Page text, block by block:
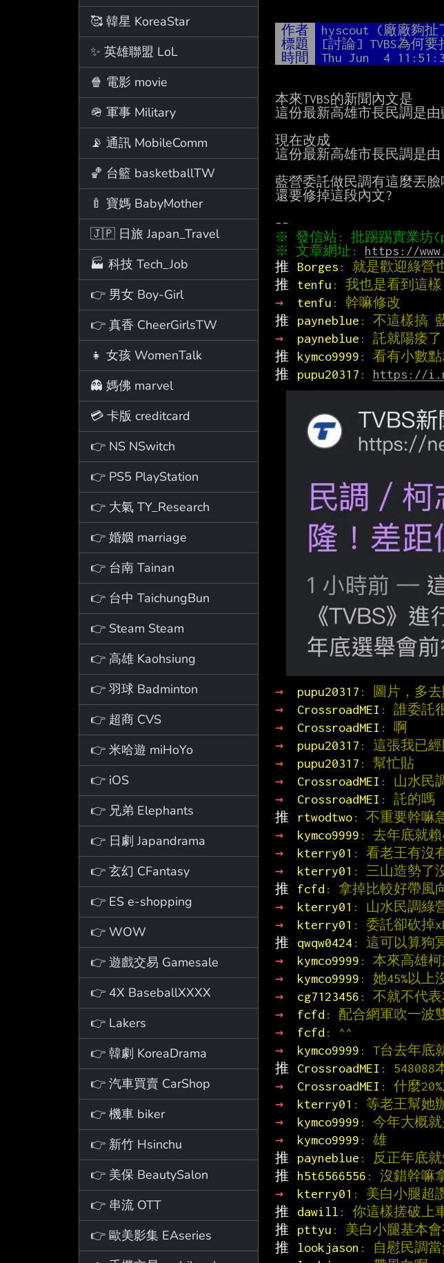
🥰 韓星 KoreaStar
✨ 英雄聯盟 LoL
🍿 電影 movie
🪖 軍事 Military
📡 通訊 MobileComm
🏀 台籃 basketballTW
🍼 寶媽 BabyMother
🇯🇵 日旅 Japan_Travel
🏭 科技 Tech_Job
👉 男女 Boy-Girl
👉 真香 CheerGirlsTW
👧 女孩 WomenTalk
👻 媽佛 marvel
💳 卡版 creditcard
👉 NS NSwitch
👉 PS5 PlayStation
👉 大氣 TY_Research
👉 婚姻 marriage
👉 台南 Tainan
👉 台中 TaichungBun
👉 Steam Steam
👉 高雄 Kaohsiung
👉 羽球 Badminton
👉 超商 CVS
👉 米哈遊 miHoYo
👉 iOS
👉 兄弟 Elephants
👉 日劇 Japandrama
👉 玄幻 CFantasy
👉 ES e-shopping
👉 WOW
👉 遊戲交易 Gamesale
👉 4X BaseballXXXX
👉 Lakers
👉 韓劇 KoreaDrama
👉 汽車買賣 CarShop
👉 機車 biker
👉 新竹 Hsinchu
👉 美保 BeautySalon
👉 串流 OTT
👉 歐美影集 EAseries
作者 hyscout (廠廠夠扯
標題
[討論] TVBS為何
時間
Thu Jun  4
本來TVBS的新聞內文是
這份最新高雄市長民調是由
現在改成
這份最新高雄市長民調是由
藍營委託做民調有這麼丟臉
還要修掉這段內文?
※ 文章網址: https://
推
Borges : 就是歡迎綠營
推
tenfu : 我也是看到這樣
→
tenfu : 幹嘛修改
推
payneblue : 不這樣搞
→
payneblue : 託就陽痿了
推
kymco9999 : 看有小數點
推
pupu20317 : https://
→ pupu20317 : 圖片，多去
→
CrossroadMEI : 誰委託
→
CrossroadMEI : 啊
→
pupu20317 : 這張我已經
→
pupu20317 : 幫忙貼
→
CrossroadMEI : 山水民
→
CrossroadMEI : 託的嗎
推
rtwodtwo: 不重要幹嘛
→
kymco9999 : 去年底就賴
→
kterry01 : 看老王有沒
→
kterry01 : 三山造勢了
推
fcfd : 拿掉比較好帶風
→
kterry01 : 山水民調綠
→
kterry01 : 委託卻砍掉
推
qwqw0424 : 這可以算狗
→
kymco9999 : 本來高雄柯
→
kymco9999 : 她45%以上
→
cg7123456 : 不就不代表
→
fcfd : 配合網軍吹一波
→
fcfd : ^^
→
kymco9999 : T台去年底
推
CrossroadMEI : 548088
→
CrossroadMEI : 什麼
→
kterry01 : 等老王幫她
→
kymco9999 : 今年大概就
→
kymco9999 : 雄
推
payneblue : 反正年底
推
h5t6566556 : 沒錯幹嘛
→
kterry01 : 美白小腿超
推
dawill : 你這樣搓破上
推
pttyu : 美白小腿基本會
推
lookjason : 自慰民調當